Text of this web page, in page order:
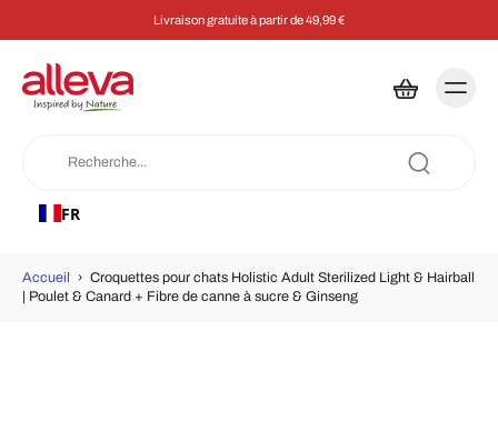
Livraison gratuite à partir de 49,99 €
FR
Accueil › Croquettes pour chats Holistic Adult Sterilized Light & Hairball
| Poulet & Canard + Fibre de canne à sucre & Ginseng